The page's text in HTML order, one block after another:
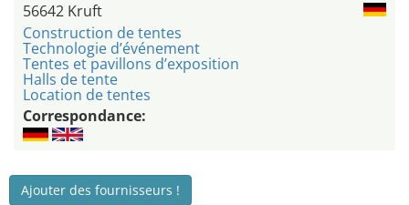
56642 Kruft
Construction de tentes
Technologie d’événement
Tentes et pavillons d’exposition
Halls de tente
Location de tentes
Correspondance:
Ajouter des fournisseurs !